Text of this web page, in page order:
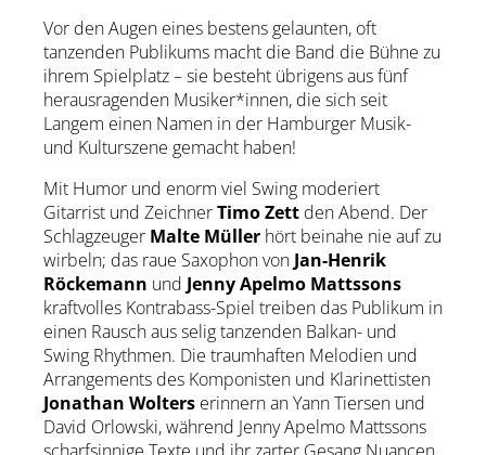
Vor den Augen eines bestens gelaunten, oft
tanzenden Publikums macht die Band die Bühne zu
ihrem Spielplatz – sie besteht übrigens aus fünf
herausragenden Musiker*innen, die sich seit
Langem einen Namen in der Hamburger Musik-
und Kulturszene gemacht haben!
Mit Humor und enorm viel Swing moderiert
Gitarrist und ZeichnerTimo Zett den Abend. Der
Schlagzeuger Malte Müller hört beinahe nie auf zu
wirbeln; das raue Saxophon von Jan-Henrik
Röckemann und Jenny Apelmo Mattssons
kraftvolles Kontrabass-Spiel treiben das Publikum in
einen Rausch aus selig tanzenden Balkan- und
Swing Rhythmen. Die traumhaften Melodien und
Arrangements des Komponisten und Klarinettisten
Jonathan Wolters erinnern an Yann Tiersen und
David Orlowski, während Jenny Apelmo Mattssons